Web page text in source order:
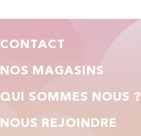
CONTACT
NOS MAGASINS
QUI SOMMES NOUS ?
NOUS REJOINDRE